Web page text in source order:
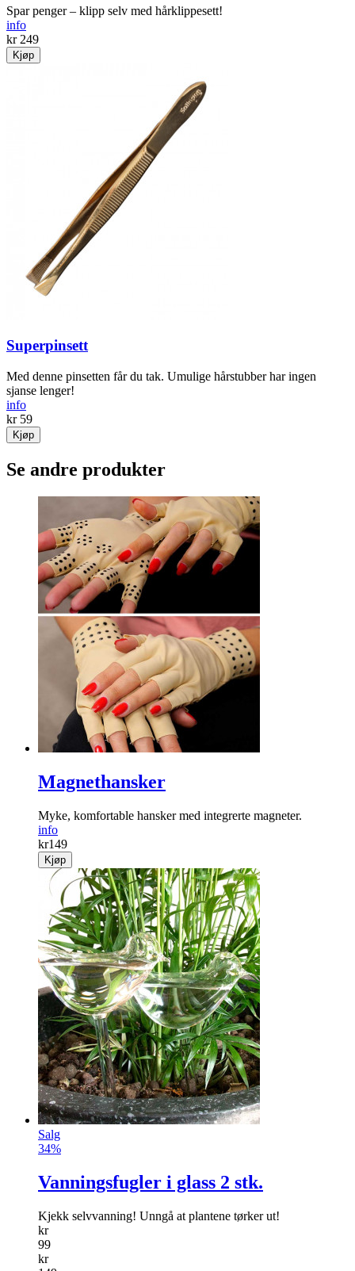
Spar penger – klipp selv med hårklippesett!
info
kr 249
Kjøp
Superpinsett
Med denne pinsetten får du tak. Umulige hårstubber har ingen
sjanse lenger!
info
kr 59
Kjøp
Se andre produkter
Magnethansker
Myke, komfortable hansker med integrerte magneter.
info
kr149
Kjøp
Salg
34%
Vanningsfugler i glass 2 stk.
Kjekk selvvanning! Unngå at plantene tørker ut!
kr
99
kr